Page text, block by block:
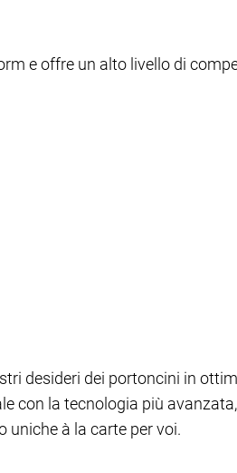
e offre un alto livello di
desideri dei portoncini in
con la tecnologia più
uniche à la carte per voi.